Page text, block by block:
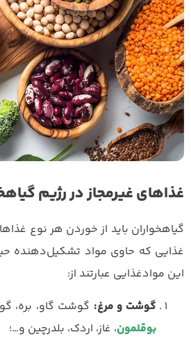
غذاهای غیرمجاز در رژیم
گیاهخواران باید از خوردن هر نوع
غذایی که حاوی مواد تشکیل‌دهنده
این موادغذایی عبارتند از:
گوشت و مرغ: گوشت گاو، بره،
بوقلمون، غاز، اردک، بلدرچین و…؛